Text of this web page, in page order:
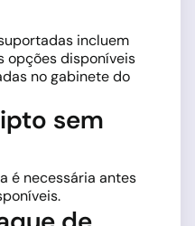
incluem
opções disponíveis
no gabinete do
sem
é necessária antes